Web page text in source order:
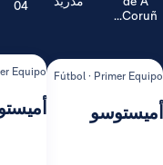
Fútbol
04
مدريد
Fútbol · Primer Equipo
أميستوسو